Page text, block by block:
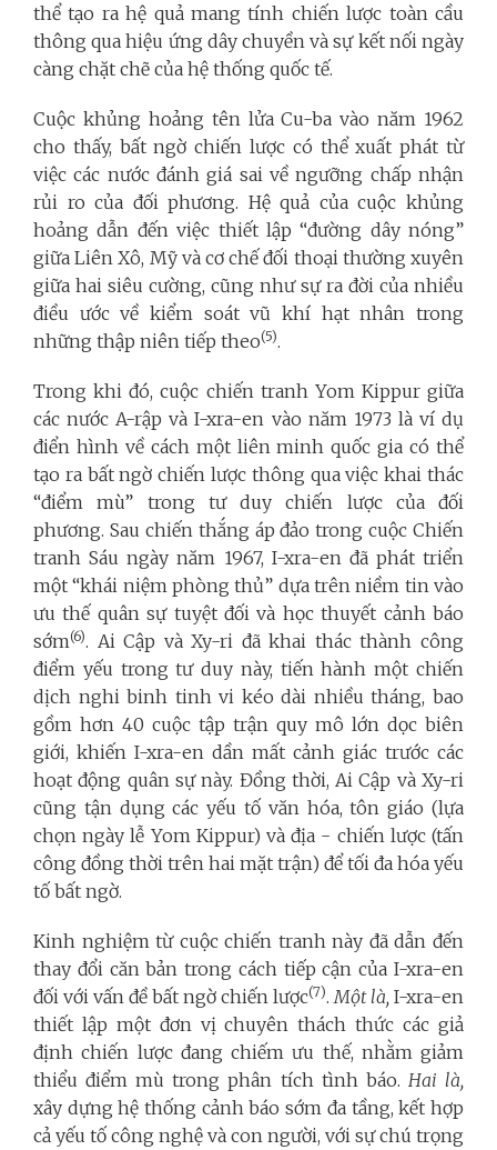
thể tạo ra hệ quả mang tính chiến lược toàn cầu
thông qua hiệu ứng dây chuyền và sự kết nối ngày
càng chặt chẽ của hệ thống quốc tế.
Cuộc khủng hoảng tên lửa Cu-ba vào năm 1962
cho thấy, bất ngờ chiến lược có thể xuất phát từ
việc các nước đánh giá sai về ngưỡng chấp nhận
rủi ro của đối phương. Hệ quả của cuộc khủng
hoảng dẫn đến việc thiết lập “đường dây nóng”
giữa Liên Xô, Mỹ và cơ chế đối thoại thường xuyên
giữa hai siêu cường, cũng như sự ra đời của nhiều
điều ước về kiểm soát vũ khí hạt nhân trong
những thập niên tiếp theo(5).
Trong khi đó, cuộc chiến tranh Yom Kippur giữa
các nước A-rập và I-xra-en vào năm 1973 là ví dụ
điển hình về cách một liên minh quốc gia có thể
tạo ra bất ngờ chiến lược thông qua việc khai thác
“điểm mù” trong tư duy chiến lược của đối
phương. Sau chiến thắng áp đảo trong cuộc Chiến
tranh Sáu ngày năm 1967, I-xra-en đã phát triển
một “khái niệm phòng thủ” dựa trên niềm tin vào
ưu thế quân sự tuyệt đối và học thuyết cảnh báo
sớm(6). Ai Cập và Xy-ri đã khai thác thành công
điểm yếu trong tư duy này, tiến hành một chiến
dịch nghi binh tinh vi kéo dài nhiều tháng, bao
gồm hơn 40 cuộc tập trận quy mô lớn dọc biên
giới, khiến I-xra-en dần mất cảnh giác trước các
hoạt động quân sự này. Đồng thời, Ai Cập và Xy-ri
cũng tận dụng các yếu tố văn hóa, tôn giáo (lựa
chọn ngày lễ Yom Kippur) và địa - chiến lược (tấn
công đồng thời trên hai mặt trận) để tối đa hóa yếu
tố bất ngờ.
Kinh nghiệm từ cuộc chiến tranh này đã dẫn đến
thay đổi căn bản trong cách tiếp cận của I-xra-en
đối với vấn đề bất ngờ chiến lược(7). Một là, I-xra-en
thiết lập một đơn vị chuyên thách thức các giả
định chiến lược đang chiếm ưu thế, nhằm giảm
thiểu điểm mù trong phân tích tình báo. Hai là,
xây dựng hệ thống cảnh báo sớm đa tầng, kết hợp
cả yếu tố công nghệ và con người, với sự chú trọng